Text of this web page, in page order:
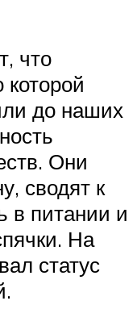
что
до наших
Они
сводят к
в питании и
На
статус